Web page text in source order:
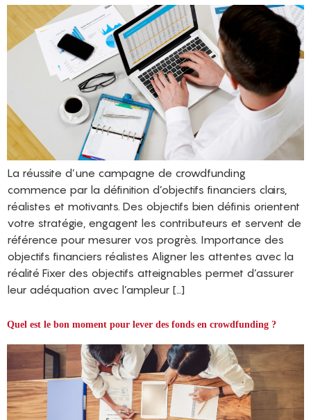
La réussite d’une campagne de crowdfunding
commence par la définition d’objectifs financiers clairs,
réalistes et motivants. Des objectifs bien définis orientent
votre stratégie, engagent les contributeurs et servent de
référence pour mesurer vos progrès. Importance des
objectifs financiers réalistes Aligner les attentes avec la
réalité Fixer des objectifs atteignables permet d’assurer
leur adéquation avec l’ampleur […]
Quel est le bon moment pour lever des fonds en crowdfunding ?